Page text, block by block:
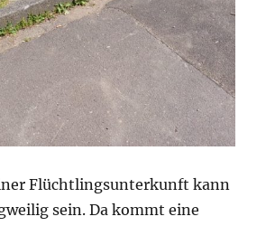
Flüchtlingsunterkunft kann
sein. Da kommt eine